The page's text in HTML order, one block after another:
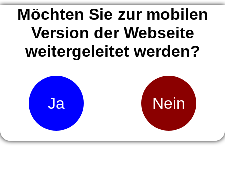
Möchten Sie zur mobilen
Version der Webseite
weitergeleitet werden?
Ja Nein